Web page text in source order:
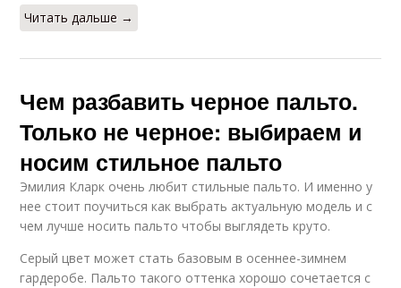
Читать дальше →
Чем разбавить черное пальто.
Только не черное: выбираем и
носим стильное пальто
Эмилия Кларк очень любит стильные пальто. И именно у
нее стоит поучиться как выбрать актуальную модель и с
чем лучше носить пальто чтобы выглядеть круто.
Серый цвет может стать базовым в осеннее-зимнем
гардеробе. Пальто такого оттенка хорошо сочетается с